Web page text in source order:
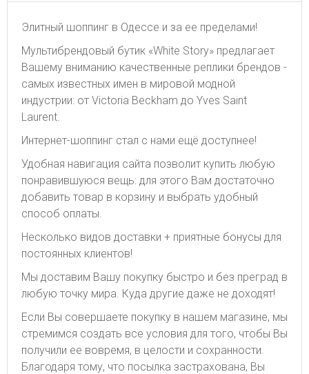
Элитный шоппинг в Одессе и за ее пределами!
Мультибрендовый бутик «White Story» предлагает
Вашему вниманию качественные реплики брендов -
самых известных имен в мировой модной
индустрии: от Victoria Beckham до Yves Saint
Laurent.
Интернет-шоппинг стал с нами ещё доступнее!
Удобная навигация сайта позволит купить любую
понравившуюся вещь: для этого Вам достаточно
добавить товар в корзину и выбрать удобный
способ оплаты.
Несколько видов доставки + приятные бонусы для
постоянных клиентов!
Мы доставим Вашу покупку быстро и без преград в
любую точку мира. Куда другие даже не доходят!
Если Вы совершаете покупку в нашем магазине, мы
стремимся создать все условия для того, чтобы Вы
получили ее вовремя, в целости и сохранности.
Благодаря тому, что посылка застрахована, Вы